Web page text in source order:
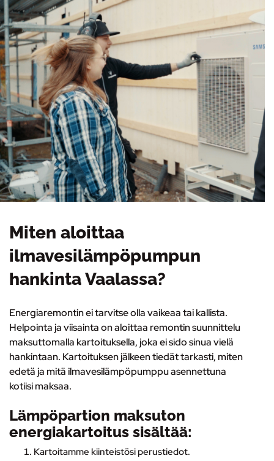
Miten aloittaa
ilmavesilämpöpumpun
hankinta Vaalassa?
Energiaremontin ei tarvitse olla vaikeaa tai kallista.
Helpointa ja viisainta onaloittaa remontin suunnittelu
maksuttomalla kartoituksella, joka ei sido sinua vielä
hankintaan. Kartoituksen jälkeen tiedät tarkasti, miten
edetä ja mitä ilmavesilämpöpumppu asennettuna
kotiisi maksaa.
Lämpöpartion maksuton
energiakartoitus sisältää:
Kartoitamme kiinteistösi perustiedot.